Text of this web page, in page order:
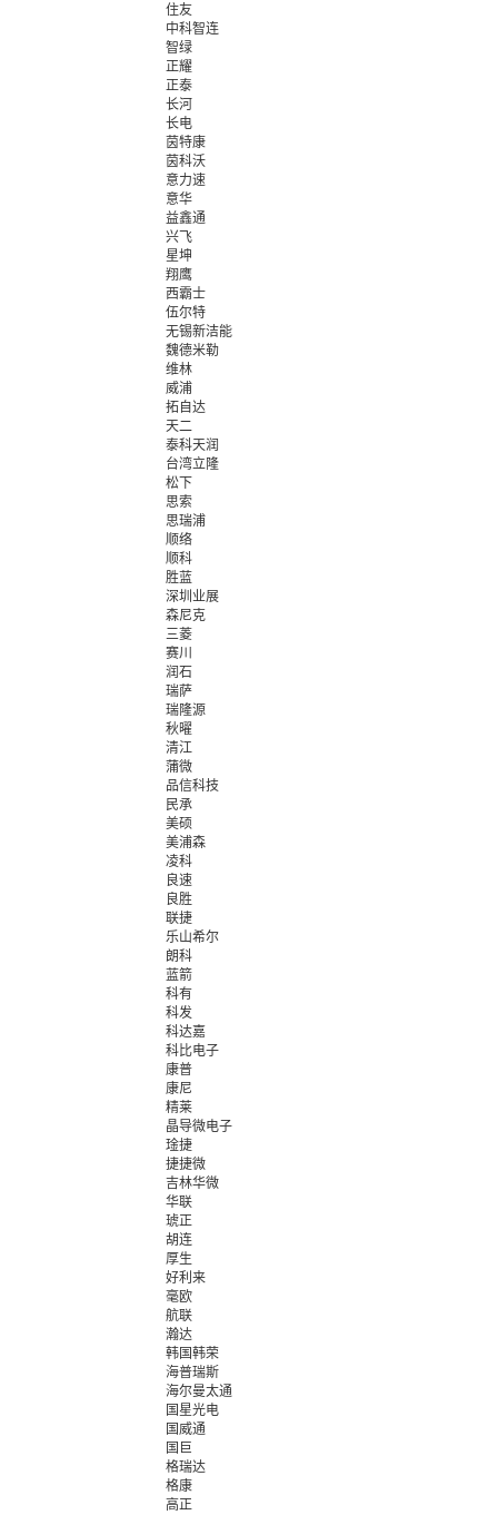
住友
中科智连
智绿
正耀
正泰
长河
长电
茵特康
茵科沃
意力速
意华
益鑫通
兴飞
星坤
翔鹰
西霸士
伍尔特
无锡新洁能
魏德米勒
维林
威浦
拓自达
天二
泰科天润
台湾立隆
松下
思索
思瑞浦
顺络
顺科
胜蓝
深圳业展
森尼克
三菱
赛川
润石
瑞萨
瑞隆源
秋曜
清江
蒲微
品信科技
民承
美硕
美浦森
凌科
良速
良胜
联捷
乐山希尔
朗科
蓝箭
科有
科发
科达嘉
科比电子
康普
康尼
精莱
晶导微电子
琻捷
捷捷微
吉林华微
华联
琥正
胡连
厚生
好利来
毫欧
航联
瀚达
韩国韩荣
海普瑞斯
海尔曼太通
国星光电
国威通
国巨
格瑞达
格康
高正